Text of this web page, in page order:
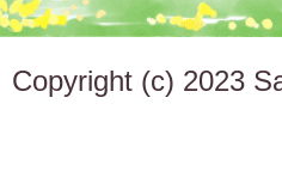
Copyright (c) 2023